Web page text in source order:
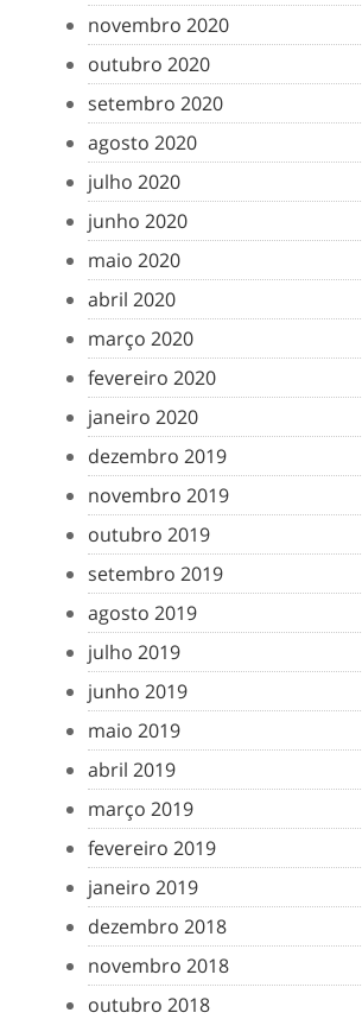
novembro 2020
outubro 2020
setembro 2020
agosto 2020
julho 2020
junho 2020
maio 2020
abril 2020
março 2020
fevereiro 2020
janeiro 2020
dezembro 2019
novembro 2019
outubro 2019
setembro 2019
agosto 2019
julho 2019
junho 2019
maio 2019
abril 2019
março 2019
fevereiro 2019
janeiro 2019
dezembro 2018
novembro 2018
outubro 2018